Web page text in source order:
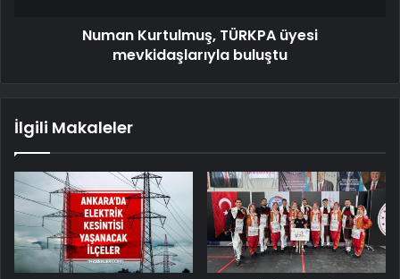
Numan Kurtulmuş, TÜRKPA üyesi
mevkidaşlarıyla buluştu
İlgili Makaleler